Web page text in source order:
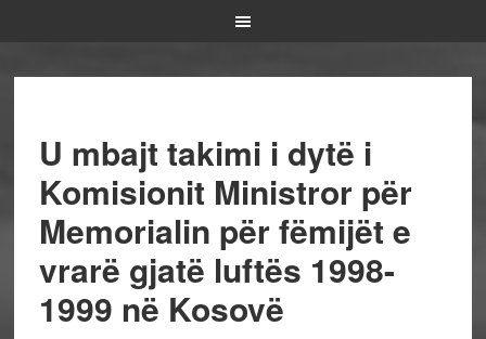
U mbajt takimi i dytë i
Komisionit Ministror për
Memorialin për fëmijët e
vrarë gjatë luftës 1998-
1999 në Kosovë